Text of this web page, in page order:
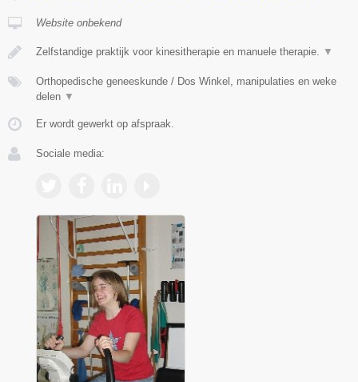
Website onbekend
Zelfstandige praktijk voor kinesitherapie en manuele therapie. ▼
Orthopedische geneeskunde / Dos Winkel, manipulaties en weke
delen ▼
Er wordt gewerkt op afspraak.
Sociale media: